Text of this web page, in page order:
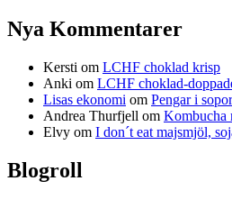
Nya Kommentarer
Kersti om LCHF choklad krisp
Anki om LCHF choklad-
Lisas ekonomi om Pengar i
Andrea Thurfjell om Kombucha
Elvy om I don´t eat majsmjöl,
Blogroll